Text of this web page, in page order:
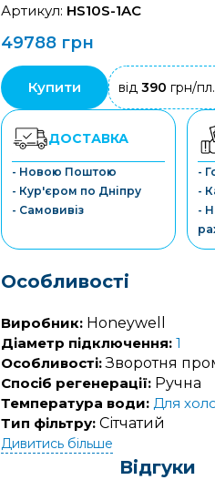
Артикул: HS10S-1AC
49788 грн
Купити від 390 грн/пл.
ДОСТАВКА
- Новою Поштою
- Кур'єром по Дніпру
- Самовивіз
-
-
-
Особливості
Виробник: Honeywell
Діаметр підключення: 1
Особливості:Зворотня
Спосіб регенерації: Ручна
Температура води: Для
Тип фільтру: Сітчатий
Дивитись більше
Відгуки